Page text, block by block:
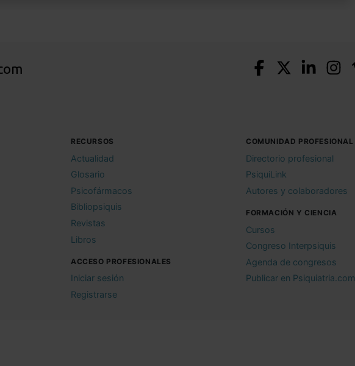
RECURSOS
Actualidad
Glosario
Psicofármacos
Bibliopsiquis
Revistas
Libros
ACCESO PROFESIONALES
Iniciar sesión
Registrarse
COMUNIDAD PROFESIONAL
Directorio profesional
PsiquiLink
Autores y colaboradores
FORMACIÓN Y CIENCIA
Cursos
Congreso Interpsiquis
Agenda de congresos
Publicar en Psiquiatria.com